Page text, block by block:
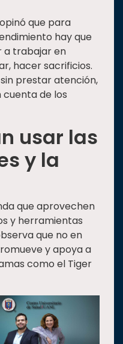
que para
hay que
a trabajar en
hacer sacrificios.
prestar atención,
de los
usar las
y la
que aprovechen
y herramientas
que no en
y apoya a
como el Tiger